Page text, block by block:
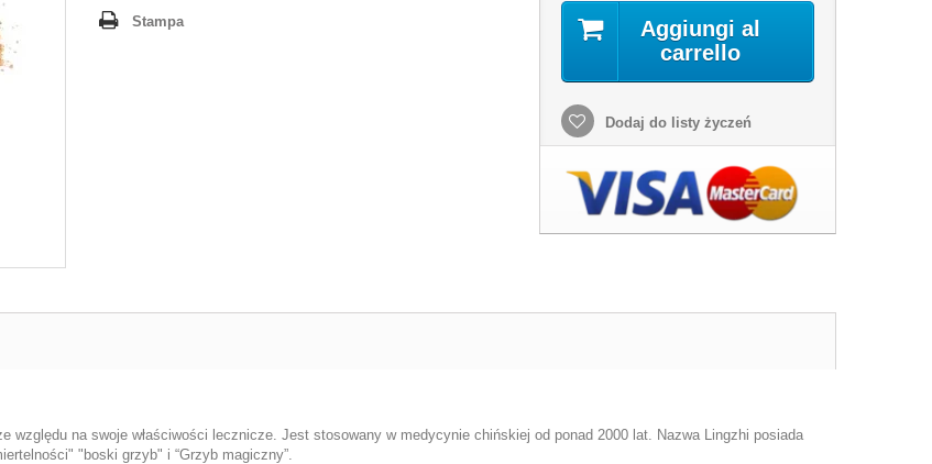
Stampa
Aggiungi al
carrello
Dodaj do listy życzeń
względu na swoje właściwości lecznicze. Jest stosowany w medycynie chińskiej od ponad 2000 lat. Nazwa Lingzhi posiada
"boski grzyb" i “Grzyb magiczny”.